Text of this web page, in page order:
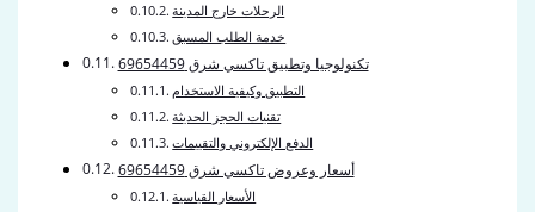
الرحلات خارج المدينة
خدمة الطلب المسبق
تكنولوجيا وتطبيق تاكسي شرق 69654459
التطبيق وكيفية الاستخدام
تقنيات الحجز الحديثة
الدفع الإلكتروني والتقييمات
أسعار وعروض تاكسي شرق 69654459
الأسعار القياسية